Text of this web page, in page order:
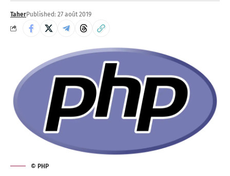
TaherPublished: 27 août 2019
© PHP